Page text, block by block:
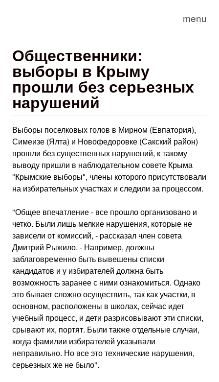
menu
Общественники:
выборы в Крыму
прошли без серьезных
нарушений
Выборы поселковых голов в Мирном (Евпатория),
Симеизе (Ялта) и Новофедоровке (Сакский район)
прошли без существенных нарушений, к такому
выводу пришли в наблюдательном совете Крыма
"Крымские выборы", члены которого присутствовали
на избирательных участках и следили за процессом.
"Общее впечатление - все прошло организовано и
четко. Были лишь мелкие нарушения, которые не
зависели от комиссий, - рассказал член совета
Дмитрий Рыжило. - Например, должны
заблаговременно быть вывешены списки
кандидатов и у избирателей должна быть
возможность заранее с ними ознакомиться. Однако
это бывает сложно осуществить, так как участки, в
основном, расположены в школах, сейчас идет
учебный процесс, и дети разрисовывают эти списки,
срывают их, портят. Были также отдельные случаи,
когда фамилии избирателей указывали
неправильно. Но все это технические нарушения,
серьезных же не было".